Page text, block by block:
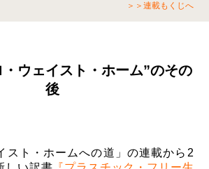
＞＞連載もくじへ
ウェイスト・ホーム”のその
後
ト・ホームへの道」の連載から2